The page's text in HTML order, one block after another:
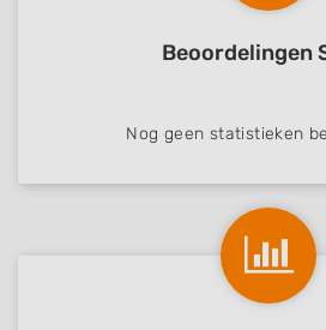
Beoordelingen
Nog geen statistieken